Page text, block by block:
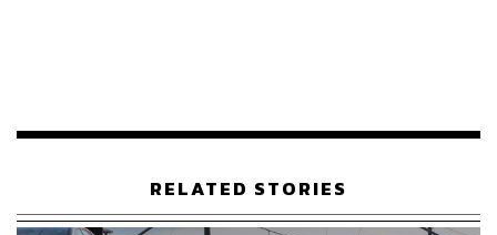
ประเทศไทยจะเปิดให้บริการในไตรมาส 1/66 ผู้ขับ Tesla จะ
RELATED STORIES